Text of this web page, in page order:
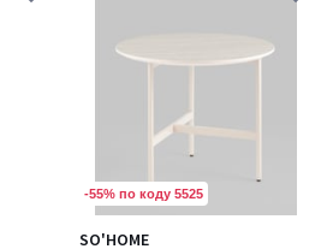
-55% по коду 5525
SO'HOME